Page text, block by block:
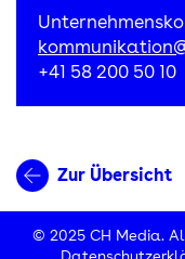
+41 58 200 50 10
Zur Übersicht
© 2025 CH Media.